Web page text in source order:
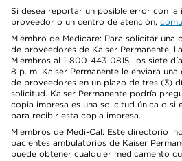
Si desea reportar un posible error con la
proveedor o un centro de atención,
Miembro de Medicare: Para solicitar una
de proveedores de Kaiser Permanente,
Miembros al 1-800-443-0815, los siete
8 p. m. Kaiser Permanente le enviará
de proveedores en un plazo de tres (3)
solicitud. Kaiser Permanente podría
copia impresa es una solicitud única o si
para recibir esta copia impresa.
Miembros de Medi-Cal: Este directorio
pacientes ambulatorios de Kaiser
puede obtener cualquier medicamento